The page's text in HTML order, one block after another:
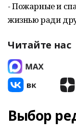
- Пожарные и
жизнью ради
Читайте нас
Выбор